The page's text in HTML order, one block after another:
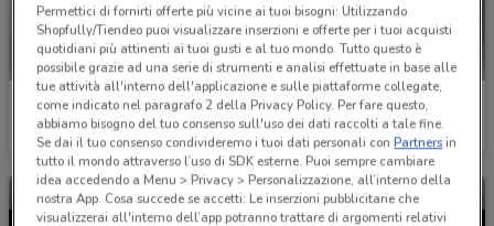
Nissan
Scade il 31/12 26.2 km
Nissan
Scade il 31/12 26.2 km
Permettici di fornirti offerte più vicine ai tuoi bisogni: Utilizzando
Shopfully/Tiendeo puoi visualizzare inserzioni e offerte per i tuoi acquisti
quotidiani più attinenti ai tuoi gusti e al tuo mondo. Tutto questo è
possibile grazie ad una serie di strumenti e analisi effettuate in base alle
tue attività all'interno dell'applicazione e sulle piattaforme collegate,
come indicato nel paragrafo 2 della Privacy Policy. Per fare questo,
abbiamo bisogno del tuo consenso sull'uso dei dati raccolti a tale fine.
Se dai il tuo consenso condivideremo i tuoi dati personali conPartnersin
tutto il mondo attraverso l’uso di SDK esterne. Puoi sempre cambiare
idea accedendo a Menu > Privacy > Personalizzazione, all’interno della
nostra App. Cosa succede se accetti: Le inserzioni pubblicitarie che
visualizzerai all'interno dell’app potranno trattare di argomenti relativi